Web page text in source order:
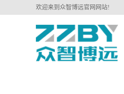
欢迎来到众智博远官网网站!